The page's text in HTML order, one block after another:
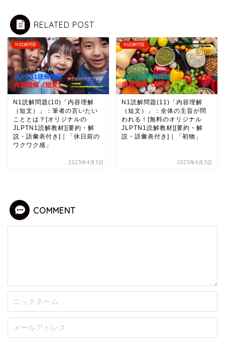
RELATED POST
N1読解問題
N1読解問題(10)「内容理解
（短文）」：筆者の言いたい
こととは？[オリジナルの
JLPTN1読解教材][要約・解
説・語彙表付き]｜「休日前の
ワクワク感」
2023年4月3日
N1読解問題
N1読解問題(11)「内容理解
（短文）」：全体の主旨が問
われる！[無料のオリジナル
JLPTN1読解教材][要約・解
説・語彙表付き]｜「初物」
2023年4月3日
COMMENT